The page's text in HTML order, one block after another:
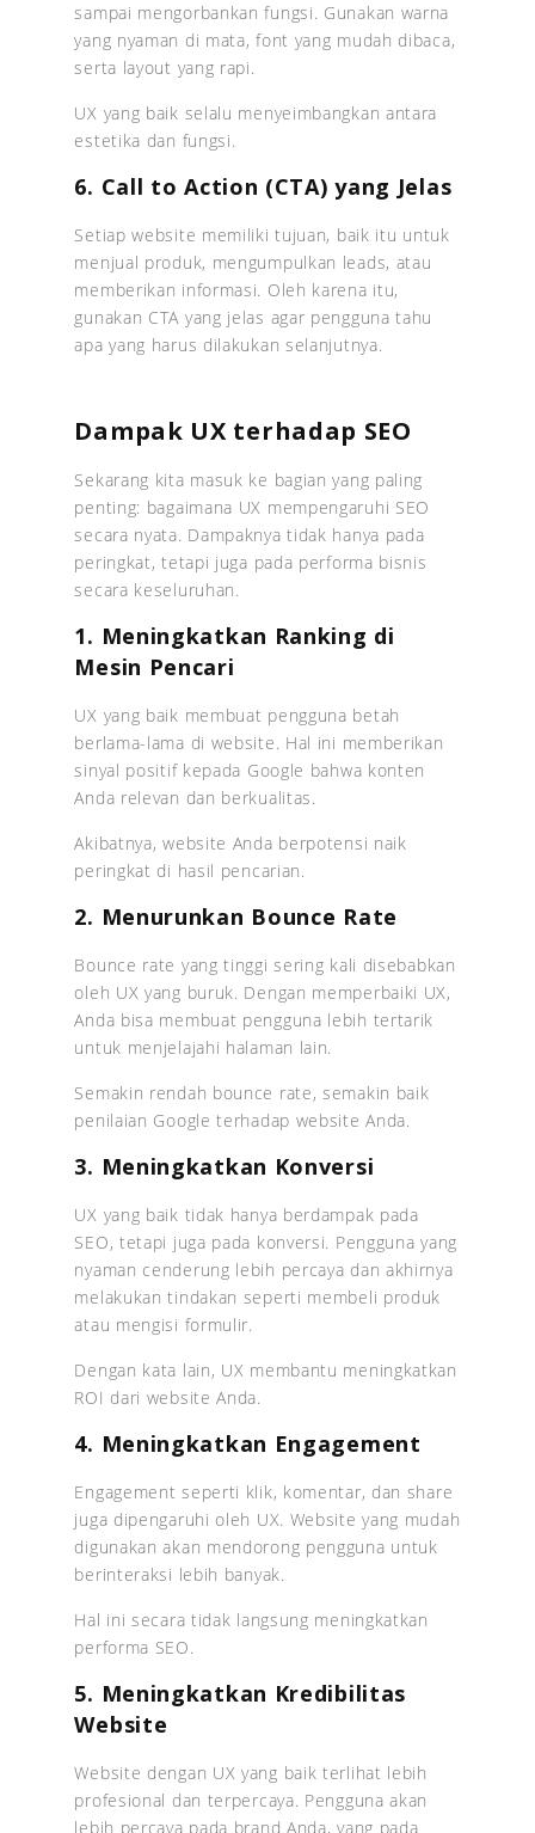
sampai mengorbankan fungsi. Gunakan warna
yang nyaman di mata, font yang mudah dibaca,
serta layout yang rapi.
UX yang baik selalu menyeimbangkan antara
estetika dan fungsi.
6. Call to Action (CTA) yang Jelas
Setiap website memiliki tujuan, baik itu untuk
menjual produk, mengumpulkan leads, atau
memberikan informasi. Oleh karena itu,
gunakan CTA yang jelas agar pengguna tahu
apa yang harus dilakukan selanjutnya.
Dampak UX terhadap SEO
Sekarang kita masuk ke bagian yang paling
penting: bagaimana UX mempengaruhi SEO
secara nyata. Dampaknya tidak hanya pada
peringkat, tetapi juga pada performa bisnis
secara keseluruhan.
1. Meningkatkan Ranking di
Mesin Pencari
UX yang baik membuat pengguna betah
berlama-lama di website. Hal ini memberikan
sinyal positif kepada Google bahwa konten
Anda relevan dan berkualitas.
Akibatnya, website Anda berpotensi naik
peringkat di hasil pencarian.
2. Menurunkan Bounce Rate
Bounce rate yang tinggi sering kali disebabkan
oleh UX yang buruk. Dengan memperbaiki UX,
Anda bisa membuat pengguna lebih tertarik
untuk menjelajahi halaman lain.
Semakin rendah bounce rate, semakin baik
penilaian Google terhadap website Anda.
3. Meningkatkan Konversi
UX yang baik tidak hanya berdampak pada
SEO, tetapi juga pada konversi. Pengguna yang
nyaman cenderung lebih percaya dan akhirnya
melakukan tindakan seperti membeli produk
atau mengisi formulir.
Dengan kata lain, UX membantu meningkatkan
ROI dari website Anda.
4. Meningkatkan Engagement
Engagement seperti klik, komentar, dan share
juga dipengaruhi oleh UX. Website yang mudah
digunakan akan mendorong pengguna untuk
berinteraksi lebih banyak.
Hal ini secara tidak langsung meningkatkan
performa SEO.
5. Meningkatkan Kredibilitas
Website
Website dengan UX yang baik terlihat lebih
profesional dan terpercaya. Pengguna akan
lebih percaya pada brand Anda, yang pada